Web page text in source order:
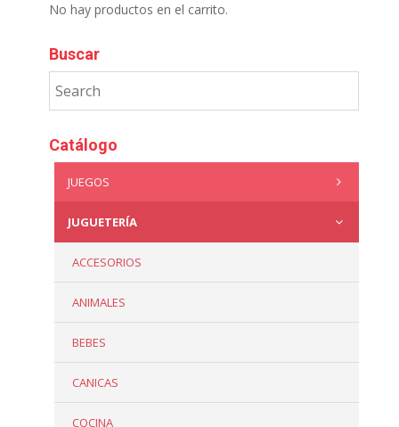
No hay productos en el carrito.
Buscar
Catálogo
JUEGOS
JUGUETERÍA
ACCESORIOS
ANIMALES
BEBES
CANICAS
COCINA